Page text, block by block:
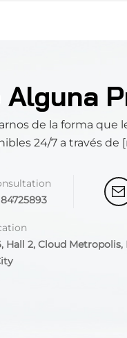
Alguna
de la forma que
24/7 a través
Hall 2, Cloud